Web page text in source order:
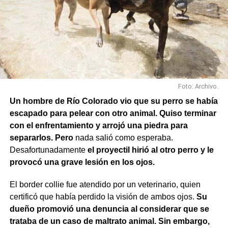
Avenida Roca; y Chula Vista, casi San Juan.
También se efectuaron trabajos en Los Fresnos y Vintter;
Avenida Viterbori y Lago Mascardi; Avenida Roca y
Gadano; y Gadano al 846, donde se retiró una rejilla
Foto: Archivo.
Un hombre de Río Colorado vio que su perro se había
escapado para pelear con otro animal. Quiso terminar
con el enfrentamiento y arrojó una piedra para
separarlos. Peronada salió como esperaba.
Desafortunadamente el proyectil hirió al otro perro y le
provocó una grave lesión en los ojos.
El border collie fue atendido por un veterinario, quien
certificó que había perdido la visión de ambos ojos. Su
dueño promovió una denuncia al considerar que se
trataba de un caso de maltrato animal. Sin embargo,